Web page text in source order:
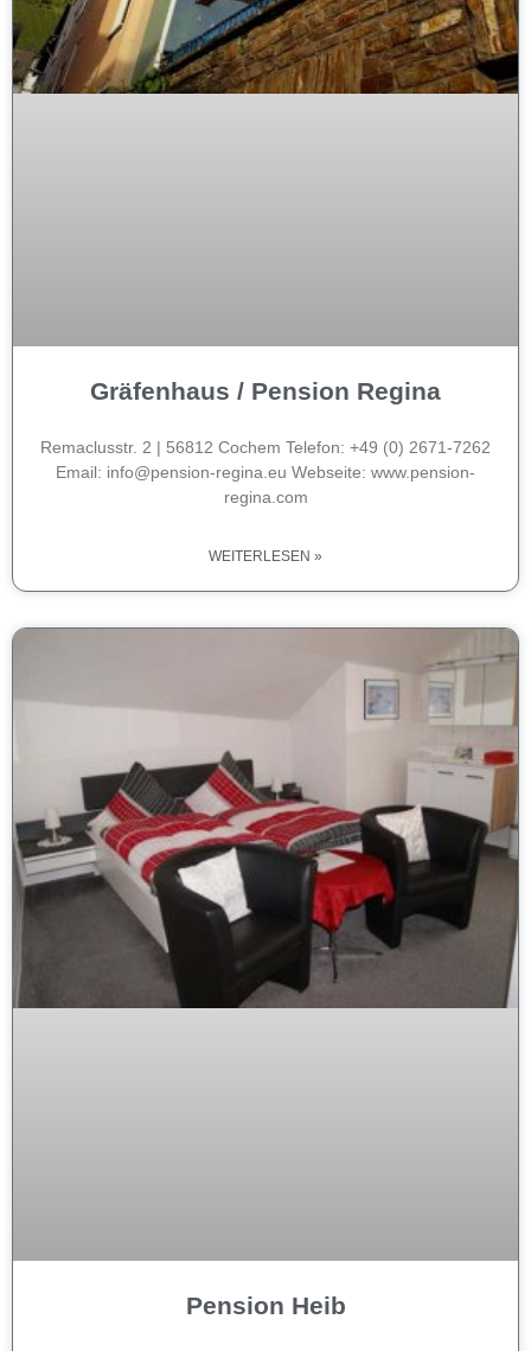
Gräfenhaus / Pension Regina
Remaclusstr. 2 | 56812 Cochem Telefon: +49 (0) 2671-7262
Email: info@pension-regina.eu Webseite: www.pension-
regina.com
WEITERLESEN »
Pension Heib